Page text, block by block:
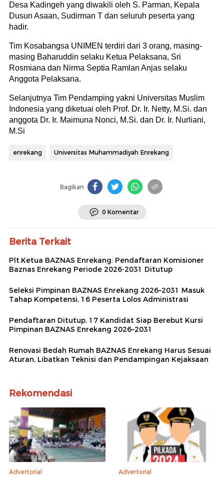
Desa Kadingeh yang diwakili oleh S. Parman, Kepala
Dusun Asaan, Sudirman T dan seluruh peserta yang
hadir.
Tim Kosabangsa UNIMEN terdiri dari 3 orang, masing-
masing Baharuddin selaku Ketua Pelaksana, Sri
Rosmiana dan Nirma Septia Ramlan Anjas selaku
Anggota Pelaksana.
Selanjutnya Tim Pendamping yakni Universitas Muslim
Indonesia yang diketuai oleh Prof. Dr. Ir. Netty, M.Si. dan
anggota Dr. Ir. Maimuna Nonci, M.Si. dan Dr. Ir. Nurliani,
M.Si
enrekang Universitas Muhammadiyah Enrekang
Bagikan
0 Komentar
Berita Terkait
Plt.Ketua BAZNAS Enrekang: Pendaftaran Komisioner
Baznas Enrekang Periode 2026-2031 Ditutup
Seleksi Pimpinan BAZNAS Enrekang 2026–2031 Masuk
Tahap Kompetensi, 16 Peserta Lolos Administrasi
Pendaftaran Ditutup, 17 Kandidat Siap Berebut Kursi
Pimpinan BAZNAS Enrekang 2026–2031
Renovasi Bedah Rumah BAZNAS Enrekang Harus Sesuai
Aturan, Libatkan Teknisi dan Pendampingan Kejaksaan
Rekomendasi
Advertorial Advertorial